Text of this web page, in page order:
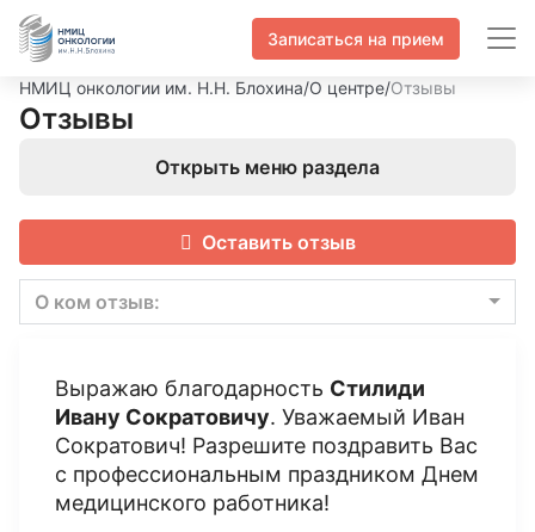
Записаться на прием
НМИЦ онкологии им. Н.Н. Блохина/О центре/Отзывы
Отзывы
Открыть меню раздела
Оставить отзыв
О ком отзыв:
Выражаю благодарность Стилиди
Ивану Сократовичу. Уважаемый Иван
Сократович! Разрешите поздравить Вас
с профессиональным праздником Днем
медицинского работника!